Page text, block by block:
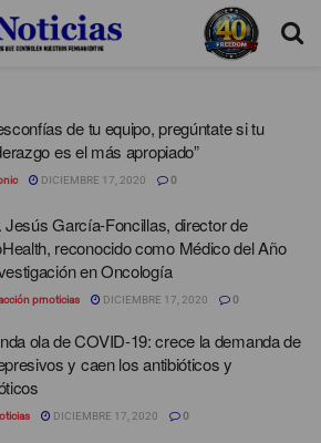
de tu equipo, pregúntate si tu
es el más apropiado”
DICIEMBRE 17, 2020 0
Jesús García-Foncillas, director de
reconocido como Médico del Año
en Oncología
prnoticias DICIEMBRE 17, 2020 0
ola de COVID-19: crece la demanda de
y caen los antibióticos y
DICIEMBRE 17, 2020 0